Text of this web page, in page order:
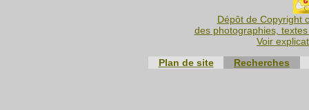
Dépôt de Copyright
des photographies,
Voir
Plan de site
Recherches